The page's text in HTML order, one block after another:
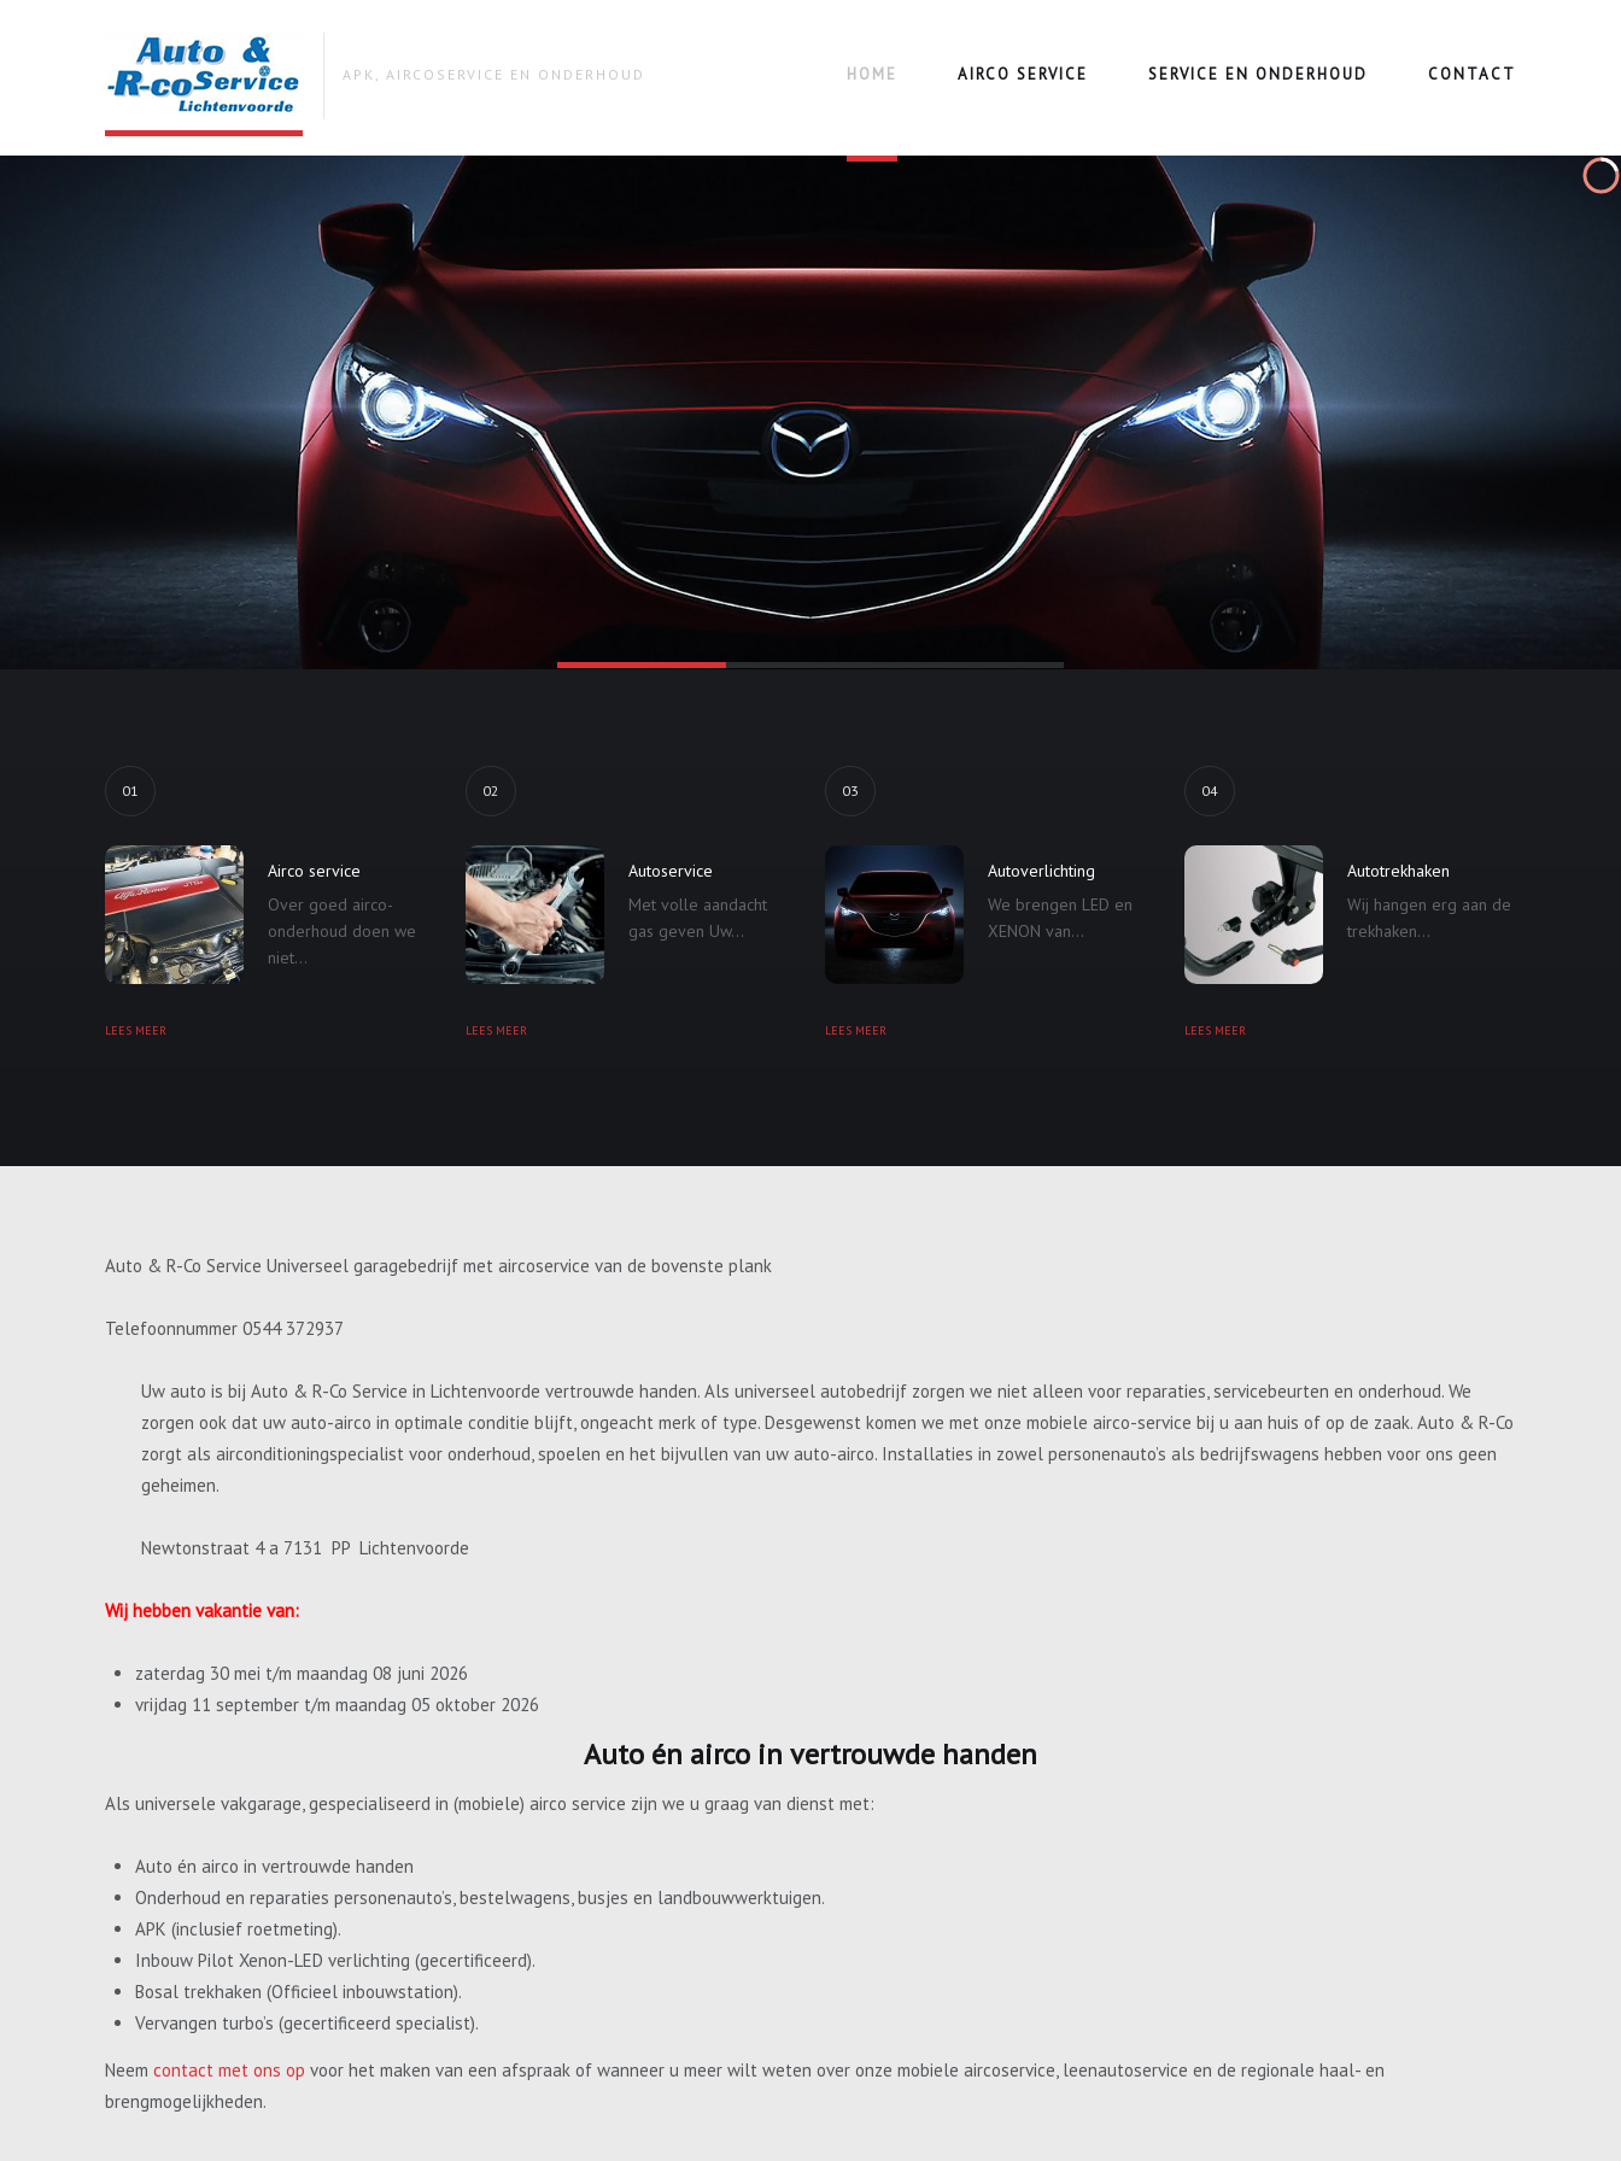
APK, AIRCOSERVICE EN ONDERHOUD HOME AIRCO SERVICE SERVICE EN ONDERHOUD CONTACT
01
Airco service
Over goed airco-
onderhoud doen we
niet...
LEES MEER
02
Autoservice
Met volle aandacht
gas geven Uw...
LEES MEER
03
Autoverlichting
We brengen LED en
XENON van...
LEES MEER
04
Autotrekhaken
Wij hangen erg aan de
trekhaken...
LEES MEER
Auto & R-Co Service Universeel garagebedrijf met aircoservice van de bovenste plank
Telefoonnummer 0544 372937
Uw auto is bij Auto & R-Co Service in Lichtenvoorde vertrouwde handen. Als universeel autobedrijf zorgen we niet alleen voor reparaties, servicebeurten en onderhoud. We
zorgen ook dat uw auto-airco in optimale conditie blijft, ongeacht merk of type. Desgewenst komen we met onze mobiele airco-service bij u aan huis of op de zaak. Auto & R-Co
zorgt als airconditioningspecialist voor onderhoud, spoelen en het bijvullen van uw auto-airco. Installaties in zowel personenauto’s als bedrijfswagens hebben voor ons geen
geheimen.
Newtonstraat 4 a 7131 PP Lichtenvoorde
Wij hebben vakantie van:
zaterdag 30 mei t/m maandag 08 juni 2026
vrijdag 11 september t/m maandag 05 oktober 2026
Auto én airco in vertrouwde handen
Als universele vakgarage, gespecialiseerd in (mobiele) airco service zijn we u graag van dienst met:
Auto én airco in vertrouwde handen
Onderhoud en reparaties personenauto’s, bestelwagens, busjes en landbouwwerktuigen.
APK (inclusief roetmeting).
Inbouw Pilot Xenon-LED verlichting (gecertificeerd).
Bosal trekhaken (Officieel inbouwstation).
Vervangen turbo’s (gecertificeerd specialist).
Neem contact met ons op voor het maken van een afspraak of wanneer u meer wilt weten over onze mobiele aircoservice, leenautoservice en de regionale haal- en
brengmogelijkheden.